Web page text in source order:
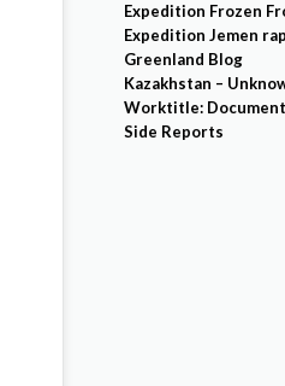
Expedition Frozen
Expedition Jemen
Greenland Blog
Kazakhstan –
Worktitle:
Side Reports